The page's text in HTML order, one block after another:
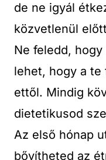
de ne igyál
közvetlenül
Ne feledd,
lehet, hogy a
ettől. Mindig
dietetikusod
Az első hónap
bővítheted az